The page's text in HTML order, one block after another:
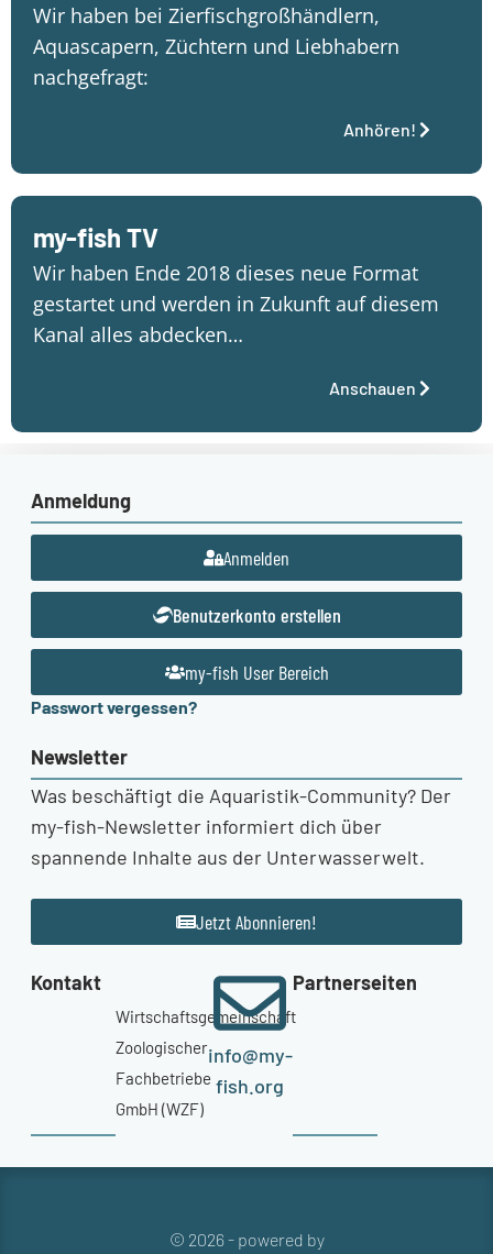
Wir haben bei Zierfischgroßhändlern,
Aquascapern, Züchtern und Liebhabern
nachgefragt:
Anhören!
my-fish TV
Wir haben Ende 2018 dieses neue Format
gestartet und werden in Zukunft auf diesem
Kanal alles abdecken…
Anschauen
Anmeldung
Anmelden
Benutzerkonto erstellen
my-fish User Bereich
Passwort vergessen?
Newsletter
Was beschäftigt die Aquaristik-Community? Der
my-fish-Newsletter informiert dich über
spannende Inhalte aus der Unterwasserwelt.
Jetzt Abonnieren!
Kontakt
Wirtschaftsgemeinschaft
Zoologischer
Fachbetriebe
GmbH (WZF)
info@my-
fish.org
Partnerseiten